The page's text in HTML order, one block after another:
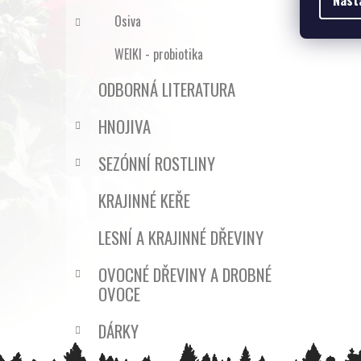
Osiva
WEIKI - probiotika
ODBORNÁ LITERATURA
HNOJIVA
SEZÓNNÍ ROSTLINY
KRAJINNÉ KEŘE
LESNÍ A KRAJINNÉ DŘEVINY
OVOCNÉ DŘEVINY A DROBNÉ
OVOCE
DÁRKY